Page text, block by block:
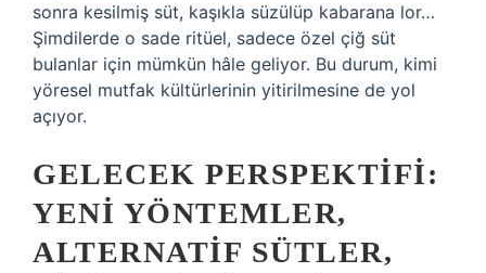
sonra kesilmiş süt, kaşıkla süzülüp kabarana lor…
Şimdilerde o sade ritüel, sadece özel çiğ süt
bulanlar için mümkün hâle geliyor. Bu durum, kimi
yöresel mutfak kültürlerinin yitirilmesine de yol
açıyor.
GELECEK PERSPEKTIFI:
YENI YÖNTEMLER,
ALTERNATIF SÜTLER,